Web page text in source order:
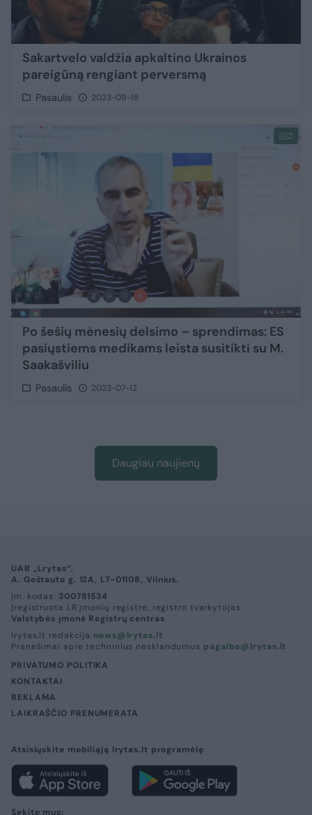
Sakartvelo valdžia apkaltino Ukrainos
pareigūną rengiant perversmą
Pasaulis 2023-09-18
2
Po šešių mėnesių delsimo – sprendimas: ES
pasiųstiems medikams leista susitikti su M.
Saakašviliu
Pasaulis 2023-07-12
Daugiau naujienų
UAB „Lrytas“,
A. Goštauto g. 12A, LT-01108, Vilnius.
Įm. kodas: 300781534
Įregistruota LR įmonių registre, registro tvarkytojas:
Valstybės įmonė Registrų centras
lrytas.lt redakcija news@lrytas.lt
Pranešimai apie techninius nesklandumus pagalba@lrytas.lt
PRIVATUMO POLITIKA
KONTAKTAI
REKLAMA
LAIKRAŠČIO PRENUMERATA
Atsisiųskite mobiliąją lrytas.lt programėlę
Sekite mus: